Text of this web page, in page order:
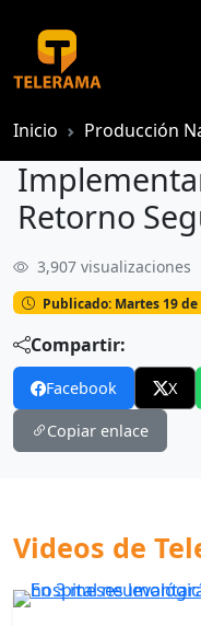
Inicio Producción
Retorno
Implementan
3,907 visualizaciones
Publicado: Martes 19
Compartir:
Facebook X
Copiar enlace
Videos de